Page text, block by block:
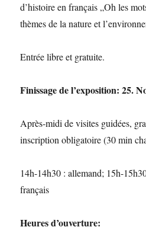
d’histoire en français „Oh les
thèmes de la nature et
Entrée libre et gratuite.
Finissage de l’exposition: 25.
Après-midi de visites guidées,
inscription obligatoire (30 min
14h-14h30 : allemand; 15h-
français
Heures d’ouverture: